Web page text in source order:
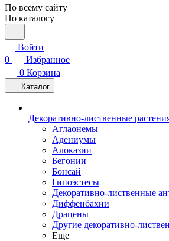
По всему сайту
По каталогу
Войти
0
Избранное
0 Корзина
Каталог
Декоративно-лиственные
Аглаонемы
Адениумы
Алоказии
Бегонии
Бонсай
Гипоэстесы
Декоративно-лиственные
Диффенбахии
Драцены
Другие декоративно-
Еще